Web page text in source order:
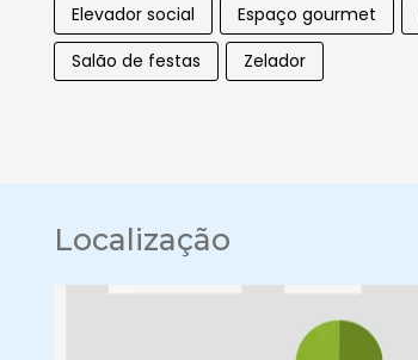
Elevador social
Espaço gourmet
Salão de festas
Zelador
Localização